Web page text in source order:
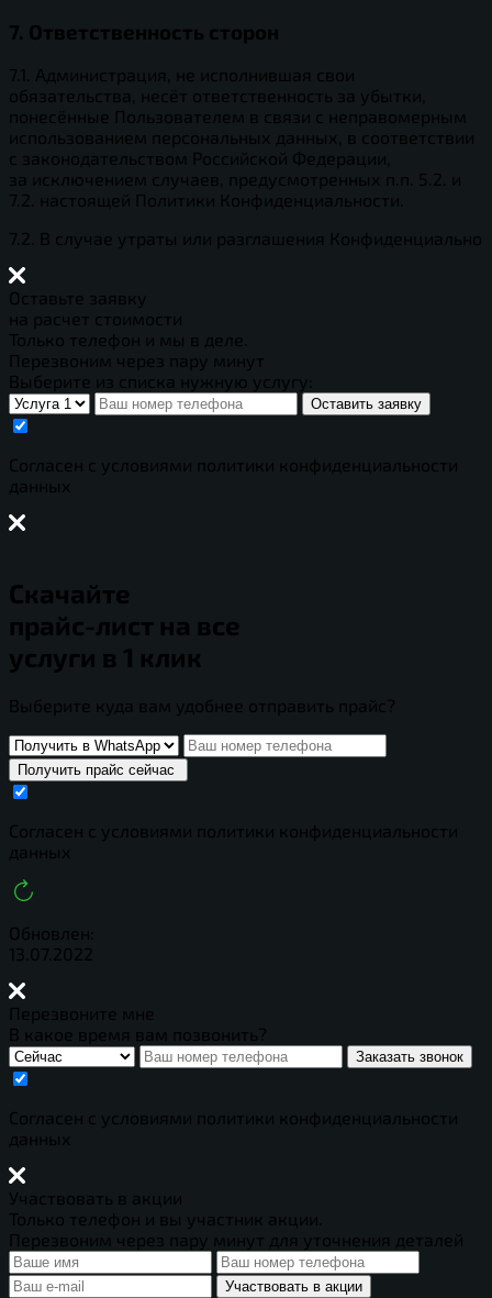
7. Ответственность сторон
7.1. Администрация, не исполнившая свои
обязательства, несёт ответственность за убытки,
понесённые Пользователем в связи с неправомерным
использованием персональных данных, в соответствии
с законодательством Российской Федерации,
за исключением случаев, предусмотренных п.п. 5.2. и
7.2. настоящей Политики Конфиденциальности.
7.2. В случае утраты или разглашения Конфиденциально
Оставьте заявку
на расчет стоимости
Только телефон и мы в деле.
Перезвоним через пару минут
Выберите из списка нужную услугу:
Оставить заявку
Cогласен с условиями политики конфиденциальности
данных
Скачайте
прайс-лист на все
услуги в 1 клик
Выберите куда вам удобнее отправить прайс?
Получить прайс сейчас
Cогласен с условиями политики конфиденциальности
данных
Обновлен:
13.07.2022
Перезвоните мне
В какое время вам позвонить?
Заказать звонок
Cогласен с условиями политики конфиденциальности
данных
Участвовать в акции
Только телефон и вы участник акции.
Перезвоним через пару минут для уточнения деталей
Участвовать в акции